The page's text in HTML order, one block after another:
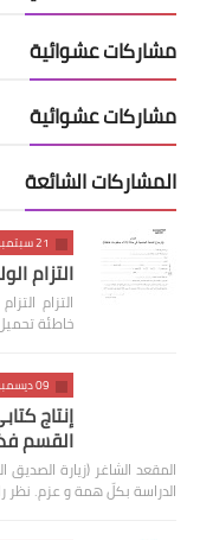
مشاركات عشوائية
مشاركات عشوائية
المشاركات الشائعة
21 سبتمبر 2024
التزام
التزام
خاطئة
09 ديسمبر 2019
إنتاج
القسم
المقعد الشاغر (زيارة
الدراسة بكلّ همة و عزم. نظر